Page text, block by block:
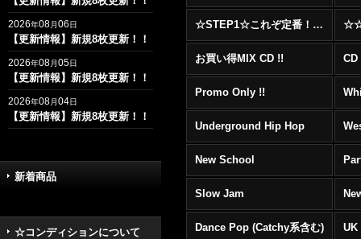
2026年08月06日
【更新情報】新規8枚更新！！
2026年08月05日
【更新情報】新規8枚更新！！
2026年08月04日
【更新情報】新規8枚更新！！
新着商品
☆コンディションについて
☆STEP1☆これぞ定番！！まずはここから！2000年代R&BフロアヒットBest 100 !!!
お買い得MIX CD !!
Promo Only !!
Underground Hip Hop
New School
Slow Jam
Dance Pop (Catchy系含む) UK